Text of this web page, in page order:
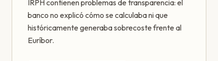
IRPH contienen problemas de transparencia: el
banco no explicó cómo se calculaba ni que
históricamente generaba sobrecoste frente al
Euríbor.